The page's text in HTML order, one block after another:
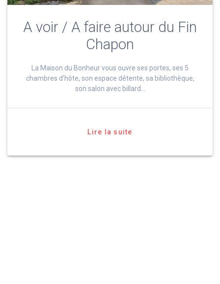
A voir / A faire autour du Fin
Chapon
La Maison du Bonheur vous ouvre ses portes, ses 5
chambres d’hôte, son espace détente, sa bibliothèque,
son salon avec billard…
Lire la suite